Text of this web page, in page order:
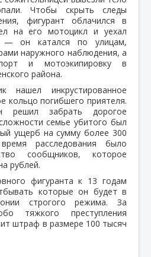
Чтобы скрыть следы
фигурант облачился в
на его мотоцикл и уехал
он катался по улицам,
наружного наблюдения, а
и мотоэкипировку в
района.
нашел инкрустированное
кольцо погибшего приятеля.
решил забрать дорогое
семье убитого был
ущерб на сумму более 300
расследования было
сообщников, которое
рублей.
фигуранта к 13 годам
которые он будет в
строгого режима. За
тяжкого преступления
штраф в размере 100 тысяч